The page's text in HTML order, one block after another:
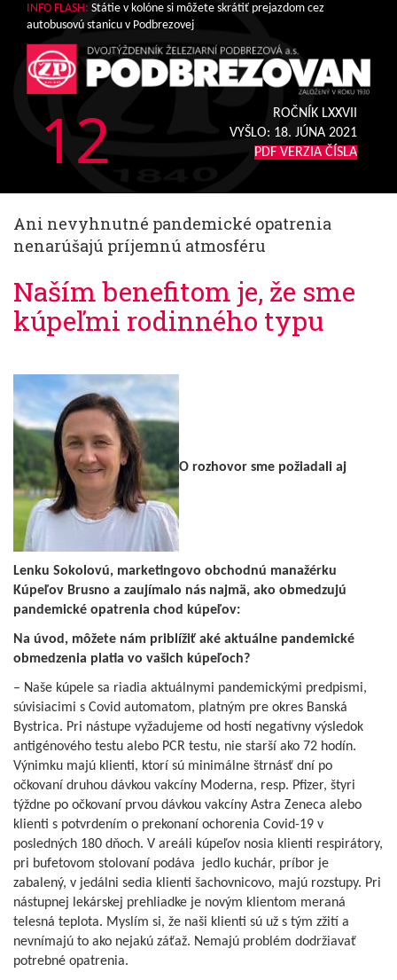
INFO FLASH: Státie v kolóne si môžete skrátiť prejazdom cez
autobusovú stanicu v Podbrezovej
12
ROČNÍK LXXVII
VYŠLO: 18. JÚNA 2021
PDF VERZIA ČÍSLA
Ani nevyhnutné pandemické opatrenia
nenarúšajú príjemnú atmosféru
Naším benefitom je, že sme
kúpeľmi rodinného typu
O rozhovor sme požiadali aj
Lenku Sokolovú, marketingovo obchodnú manažérku
Kúpeľov Brusno a zaujímalo nás najmä, ako obmedzujú
pandemické opatrenia chod kúpeľov:
Na úvod, môžete nám priblížiť aké aktuálne pandemické
obmedzenia platia vo vašich kúpeľoch?
– Naše kúpele sa riadia aktuálnymi pandemickými predpismi,
súvisiacimi s Covid automatom, platným pre okres Banská
Bystrica. Pri nástupe vyžadujeme od hostí negatívny výsledok
antigénového testu alebo PCR testu, nie starší ako 72 hodín.
Výnimku majú klienti, ktorí sú minimálne štrnásť dní po
očkovaní druhou dávkou vakcíny Moderna, resp. Pfizer, štyri
týždne po očkovaní prvou dávkou vakcíny Astra Zeneca alebo
klienti s potvrdením o prekonaní ochorenia Covid-19 v
posledných 180 dňoch. V areáli kúpeľov nosia klienti respirátory,
pri bufetovom stolovaní podáva jedlo kuchár, príbor je
zabalený, v jedálni sedia klienti šachovnicovo, majú rozstupy. Pri
nástupnej lekárskej prehliadke je novým klientom meraná
telesná teplota. Myslím si, že naši klienti sú už s tým zžití a
nevnímajú to ako nejakú záťaž. Nemajú problém dodržiavať
potrebné opatrenia.